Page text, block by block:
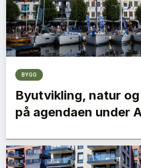
BYGG
Byutvikling, natur
på agendaen under